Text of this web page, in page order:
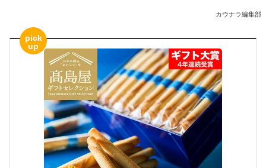
カウナラ編集部
pick
up